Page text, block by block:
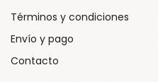
Términos y condiciones
Envío y pago
Contacto